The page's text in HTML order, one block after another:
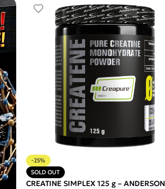
-25%
SOLD OUT
CREATINE SIMPLEX 125 g – ANDERSON